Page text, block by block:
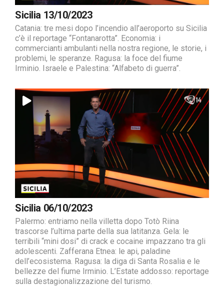
Sicilia 13/10/2023
Catania: tre mesi dopo l’incendio all’aeroporto su Sicilia
c’è il reportage “Fontanarotta”. Economia: i
commercianti ambulanti nella nostra regione, le storie, i
problemi, le speranze. Ragusa: la foce del fiume
Irminio. Israele e Palestina: “Alfabeto di guerra”.
Sicilia 06/10/2023
Palermo: entriamo nella villetta dopo Totò Riina
trascorse l’ultima parte della sua latitanza. Gela: le
terribili “mini dosi” di crack e cocaine impazzano tra gli
adolescenti. Zafferana Etnea: le api, paladine
dell’ecosistema. Ragusa: la diga di Santa Rosalia e le
bellezze del fiume Irminio. L’Estate addosso: reportage
sulla destagionalizzazione del turismo.